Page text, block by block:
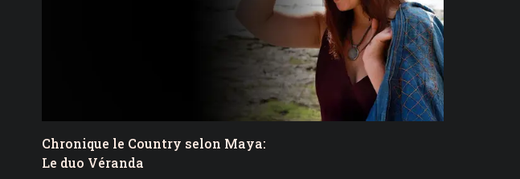
Chronique le Country selon Maya:
Le duo Véranda